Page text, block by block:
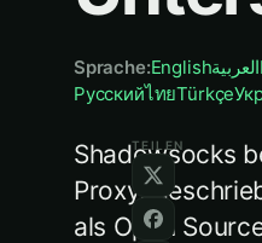
Sprache:Englishالعربية
РусскийไทยTürkçe
Shadowsocks
Proxy,
als Open
TEILEN